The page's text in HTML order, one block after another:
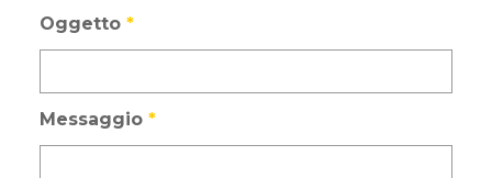
Oggetto *
Messaggio *